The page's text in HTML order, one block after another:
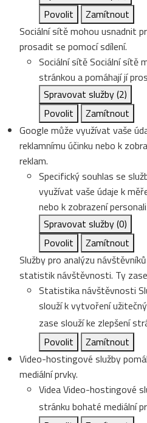
Povolit
Zamítnout
Sociální sítě mohou usnadnit
prosadit se pomocí sdílení.
Sociální sítěSociální sítě
stránkou a pomáhají jí
Spravovat služby(2)
Povolit
Zamítnout
Google může využívat vaše
reklamnímu účinku nebo k
reklam.
Specifický souhlas se
využívat vaše údaje k
nebo k zobrazení
Spravovat služby(0)
Povolit
Zamítnout
Služby pro analýzu
statistik návštěvnosti. Ty
Statistika návštěvnosti
slouží k vytvoření
zase slouží ke zlepšení
Povolit
Zamítnout
Video-hostingové služby
mediální prvky.
VideaVideo-hostingové
stránku bohaté mediální